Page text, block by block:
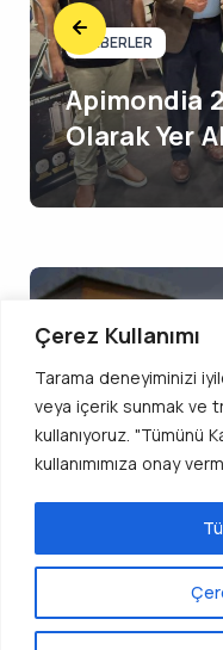
Çerez Kullanımı
Tarama deneyiminizi
veya içerik sunmak ve
kullanıyoruz. "Tümünü
kullanımımıza onay
HABERLER
Apimondia
Olarak Yer
Blog!
BLOG
Süzme Bal
ve Sağlıklı
Web sitemiz
kullanmaya devam